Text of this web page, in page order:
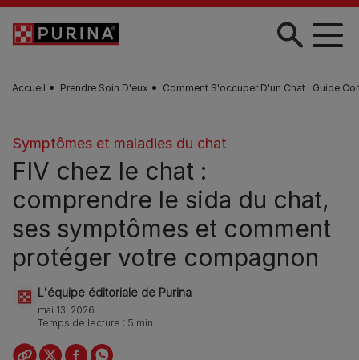
Skip to main content
Accueil Prendre Soin D'eux Comment S'occuper D'un Chat : Guide
Symptômes et maladies du chat
FIV chez le chat :
comprendre le sida du chat,
ses symptômes et comment
protéger votre compagnon
L'équipe éditoriale de Purina
mai 13, 2026
Temps de lecture : 5 min